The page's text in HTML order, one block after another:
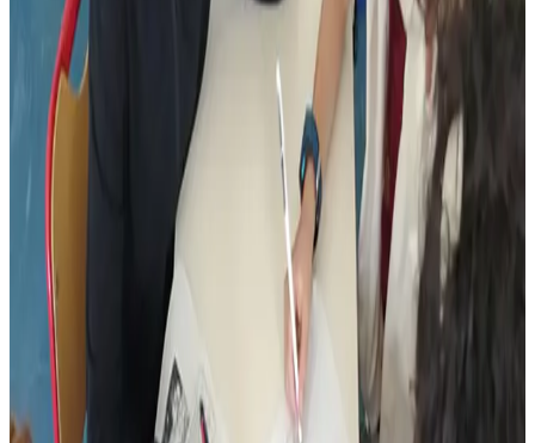
Il est une véritable star des bibliothèques. Depuis une dizaine
d’années, le personnage de Mortelle Adèle a conquis le cœur des
enfants de notre pays. La bande dessinée imaginée par Antoine
Dole, alias Mr Tan, est même devenue la plus vendue en France,
avec un peu plus de 20 millions de livres écoulés depuis son
lancement en 2012. Puisée dans le harcèlement scolaire subi par
l’auteur dans sa jeunesse, la BD raconte la vie d’une enfant
turbulente aux longs cheveux orange. Un enfant impertinent, qui ose
tout, prenant même un malin plaisir à maltraiter son pauvre chat
Ajax. Adèle est mortelle. Et depuis quelques jours, elle parle même
Cette initiative, on la doit à Arnaud Elégoët, patron de la maison
d’édition Bannoù-heol. Basé à Quimper, ce bretonnant a proposé
aux enseignants du collège Diwan où sa fille est scolarisée de
s’atteler à la traduction de la BD phare des enfants. « Mortelle
Adèle, c’est la BD du moment, c’est lu par toutes les classes et c’est
facile d’accès. On a demandé l’autorisation aux auteurs et ils ont
accepté », explique l’éditeur. Par le passé, sa maison d’édition avait
déjà traduit Petit Ours Brun ou encore Titeuf. « Ça permet de